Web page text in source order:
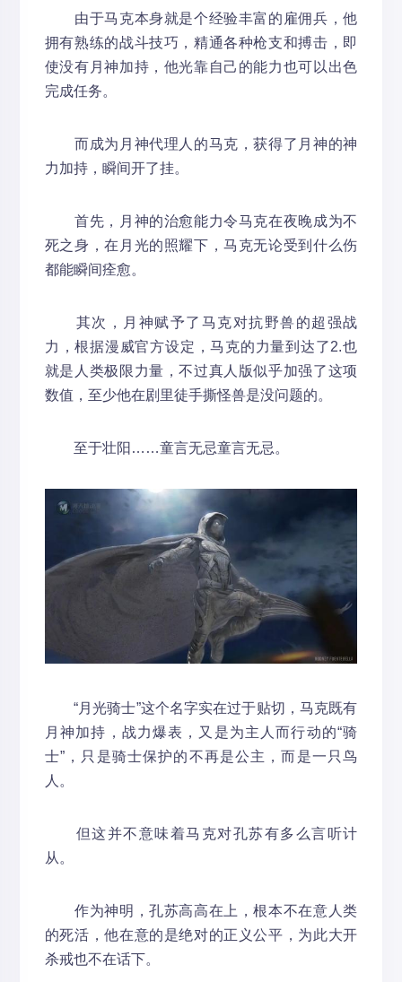
由于马克本身就是个经验丰富的雇佣兵，他
拥有熟练的战斗技巧，精通各种枪支和搏击，即
使没有月神加持，他光靠自己的能力也可以出色
完成任务。
而成为月神代理人的马克，获得了月神的神
力加持，瞬间开了挂。
首先，月神的治愈能力令马克在夜晚成为不
死之身，在月光的照耀下，马克无论受到什么伤
都能瞬间痊愈。
其次，月神赋予了马克对抗野兽的超强战
力，根据漫威官方设定，马克的力量到达了2.也
就是人类极限力量，不过真人版似乎加强了这项
数值，至少他在剧里徒手撕怪兽是没问题的。
至于壮阳……童言无忌童言无忌。
“月光骑士”这个名字实在过于贴切，马克既有
月神加持，战力爆表，又是为主人而行动的“骑
士”，只是骑士保护的不再是公主，而是一只鸟
人。
但这并不意味着马克对孔苏有多么言听计
从。
作为神明，孔苏高高在上，根本不在意人类
的死活，他在意的是绝对的正义公平，为此大开
杀戒也不在话下。